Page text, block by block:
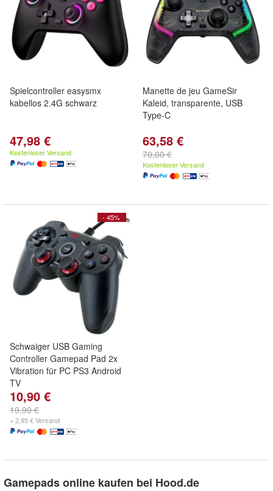
Spielcontroller easysmx
kabellos 2.4G schwarz
47,98 €
Kostenloser Versand
Manette de jeu GameSir
Kaleid, transparente, USB
Type-C
63,58 €
70,00 €
Kostenloser Versand
- 45%
Schwaiger USB Gaming
Controller Gamepad Pad 2x
Vibration für PC PS3 Android
TV
10,90 €
19,99 €
+ 2,95 € Versand
Gamepads online kaufen bei Hood.de